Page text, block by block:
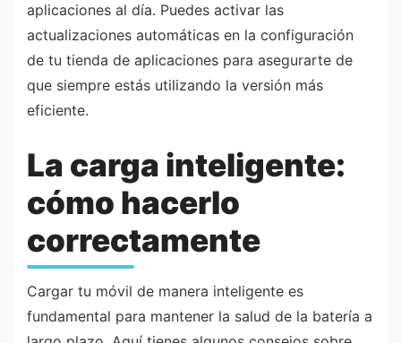
aplicaciones al día. Puedes activar las
actualizaciones automáticas en la configuración
de tu tienda de aplicaciones para asegurarte de
que siempre estás utilizando la versión más
eficiente.
La carga inteligente:
cómo hacerlo
correctamente
Cargar tu móvil de manera inteligente es
fundamental para mantener la salud de la batería a